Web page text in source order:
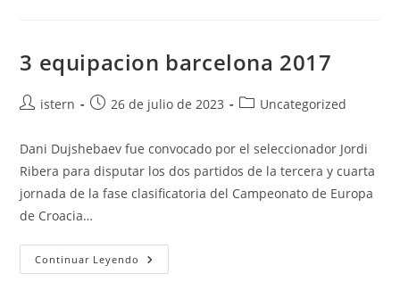
3 equipacion barcelona 2017
Autor
la
entrada:
istern
Publicación
la
entrada:
26 de julio de 2023
Categoría
la
entrada:
Uncategorized
Dani Dujshebaev fue convocado por el seleccionador Jordi
Ribera para disputar los dos partidos de la tercera y cuarta
jornada de la fase clasificatoria del Campeonato de Europa
de Croacia…
Continuar Leyendo
Equipacion